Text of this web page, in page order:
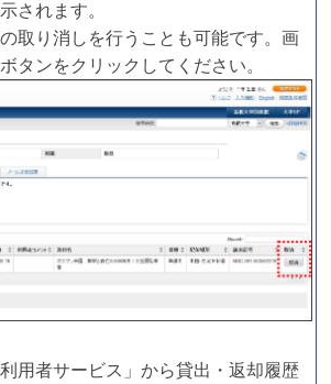
されます。
取り消しを行うことも可能です。画
タンをクリックしてください。
用者サービス」から貸出・返却履歴